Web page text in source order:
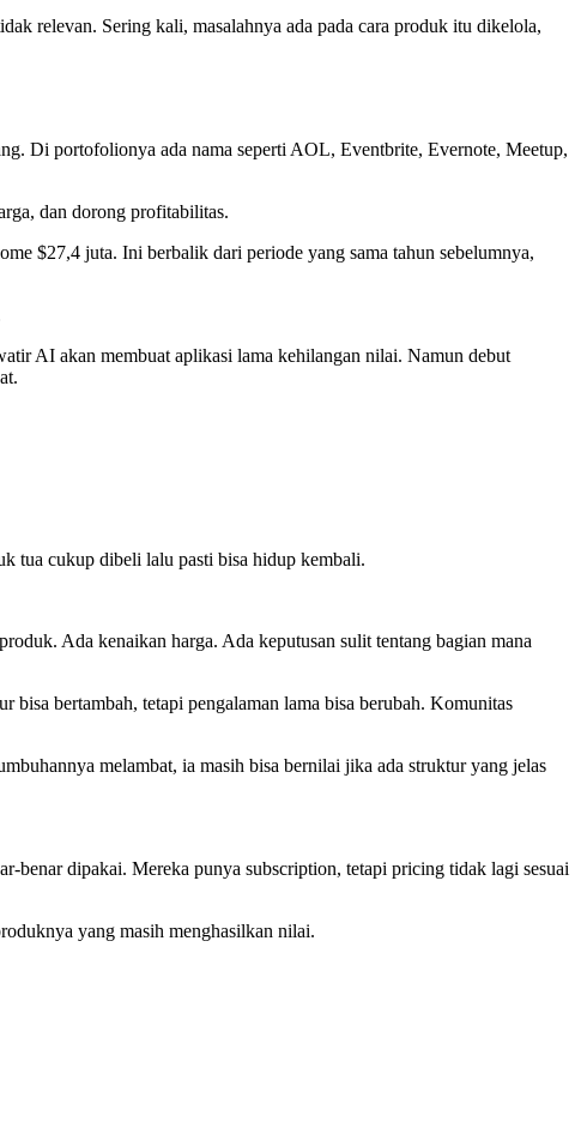
relevan. Sering kali, masalahnya ada pada cara produk itu dikelola,
Di portofolionya ada nama seperti AOL, Eventbrite, Evernote, Meetup,
dan dorong profitabilitas.
$27,4 juta. Ini berbalik dari periode yang sama tahun sebelumnya,
AI akan membuat aplikasi lama kehilangan nilai. Namun debut
tua cukup dibeli lalu pasti bisa hidup kembali.
Ada kenaikan harga. Ada keputusan sulit tentang bagian mana
bertambah, tetapi pengalaman lama bisa berubah. Komunitas
melambat, ia masih bisa bernilai jika ada struktur yang jelas
benar dipakai. Mereka punya subscription, tetapi pricing tidak lagi sesuai
yang masih menghasilkan nilai.